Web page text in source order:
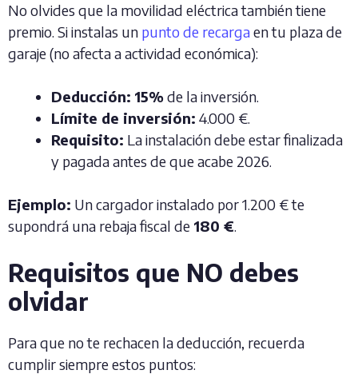
No olvides que la movilidad eléctrica también tiene
premio. Si instalas un punto de recargaen tu plaza de
garaje (no afecta a actividad económica):
Deducción: 15%de la inversión.
Límite de inversión: 4.000 €.
Requisito: La instalación debe estar finalizada
y pagada antes de que acabe 2026.
Ejemplo: Un cargador instalado por 1.200 € te
supondrá una rebaja fiscal de 180 €.
Requisitos que NO debes
olvidar
Para que no te rechacen la deducción, recuerda
cumplir siempre estos puntos: